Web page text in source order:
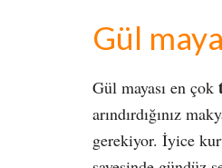
Gül
Gül mayası en çok
arındırdığınız
gerekiyor. İyice